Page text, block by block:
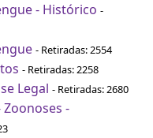
- Histórico -
- Retiradas: 2554
- Retiradas: 2258
Legal - Retiradas: 2680
-